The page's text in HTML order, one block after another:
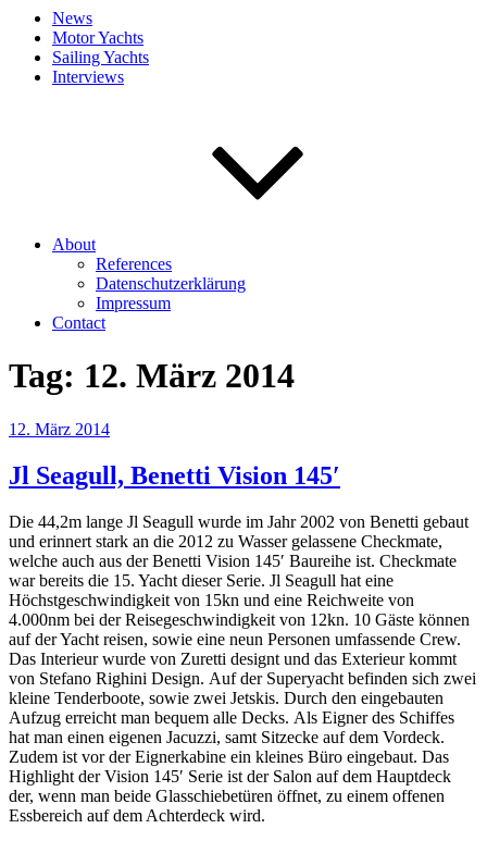
News
Motor Yachts
Sailing Yachts
Interviews
About
References
Datenschutzerklärung
Impressum
Contact
Tag: 12. März 2014
Veröffentlicht
12. März 2014
Jl Seagull, Benetti Vision 145′
Die 44,2m lange Jl Seagull wurde im Jahr 2002 von Benetti gebaut
und erinnert stark an die 2012 zu Wasser gelassene Checkmate,
welche auch aus der Benetti Vision 145′ Baureihe ist. Checkmate
war bereits die 15. Yacht dieser Serie. Jl Seagull hat eine
Höchstgeschwindigkeit von 15kn und eine Reichweite von
4.000nm bei der Reisegeschwindigkeit von 12kn. 10 Gäste können
auf der Yacht reisen, sowie eine neun Personen umfassende Crew.
Das Interieur wurde von Zuretti designt und das Exterieur kommt
von Stefano Righini Design. Auf der Superyacht befinden sich zwei
kleine Tenderboote, sowie zwei Jetskis. Durch den eingebauten
Aufzug erreicht man bequem alle Decks. Als Eigner des Schiffes
hat man einen eigenen Jacuzzi, samt Sitzecke auf dem Vordeck.
Zudem ist vor der Eignerkabine ein kleines Büro eingebaut. Das
Highlight der Vision 145′ Serie ist der Salon auf dem Hauptdeck
der, wenn man beide Glasschiebetüren öffnet, zu einem offenen
Essbereich auf dem Achterdeck wird.